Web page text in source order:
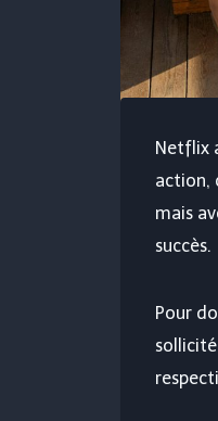
Netflix
action,
mais
succès.
Pour